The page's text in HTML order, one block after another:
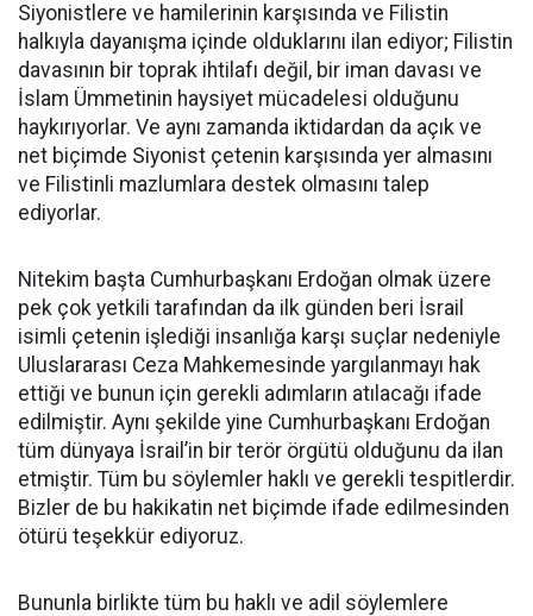
Siyonistlere ve hamilerinin karşısında ve Filistin
halkıyla dayanışma içinde olduklarını ilan ediyor; Filistin
davasının bir toprak ihtilafı değil, bir iman davası ve
İslam Ümmetinin haysiyet mücadelesi olduğunu
haykırıyorlar. Ve aynı zamanda iktidardan da açık ve
net biçimde Siyonist çetenin karşısında yer almasını
ve Filistinli mazlumlara destek olmasını talep
ediyorlar.
Nitekim başta Cumhurbaşkanı Erdoğan olmak üzere
pek çok yetkili tarafından da ilk günden beri İsrail
isimli çetenin işlediği insanlığa karşı suçlar nedeniyle
Uluslararası Ceza Mahkemesinde yargılanmayı hak
ettiği ve bunun için gerekli adımların atılacağı ifade
edilmiştir. Aynı şekilde yine Cumhurbaşkanı Erdoğan
tüm dünyaya İsrail’in bir terör örgütü olduğunu da ilan
etmiştir. Tüm bu söylemler haklı ve gerekli tespitlerdir.
Bizler de bu hakikatin net biçimde ifade edilmesinden
ötürü teşekkür ediyoruz.
Bununla birlikte tüm bu haklı ve adil söylemlere